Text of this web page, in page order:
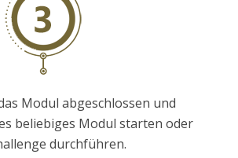
Modul abgeschlossen und
beliebiges Modul starten oder
durchführen.